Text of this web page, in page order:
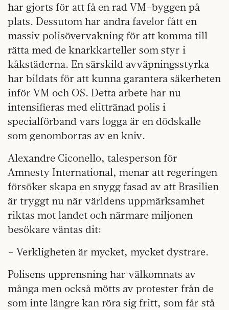
har gjorts för att få en rad VM-byggen på
plats. Dessutom har andra favelor fått en
massiv polisövervakning för att komma till
rätta med de knarkkarteller som styr i
kåkstäderna. En särskild avväpningsstyrka
har bildats för att kunna garantera säkerheten
inför VM och OS. Detta arbete har nu
intensifieras med elittränad polis i
specialförband vars logga är en dödskalle
som genomborras av en kniv.
Alexandre Ciconello, talesperson för
Amnesty International, menar att regeringen
försöker skapa en snygg fasad av att Brasilien
är tryggt nu när världens uppmärksamhet
riktas mot landet och närmare miljonen
besökare väntas dit:
– Verkligheten är mycket, mycket dystrare.
Polisens upprensning har välkomnats av
många men också mötts av protester från de
som inte längre kan röra sig fritt, som får stå